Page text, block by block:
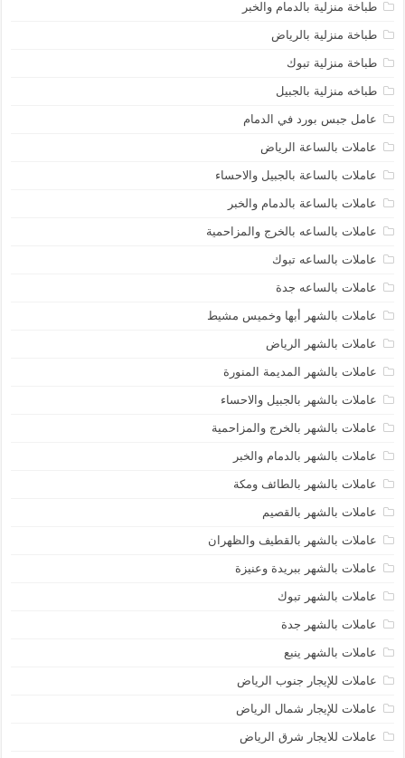
طباخة منزلية بالدمام والخبر
طباخة منزلية بالرياض
طباخة منزلية تبوك
طباخه منزلية بالجبيل
عامل جبس بورد في الدمام
عاملات بالساعة الرياض
عاملات بالساعة بالجبيل والاحساء
عاملات بالساعة بالدمام والخبر
عاملات بالساعه بالخرج والمزاحمية
عاملات بالساعه تبوك
عاملات بالساعه جدة
عاملات بالشهر أبها وخميس مشيط
عاملات بالشهر الرياض
عاملات بالشهر المديمة المنورة
عاملات بالشهر بالجبيل والاحساء
عاملات بالشهر بالخرج والمزاحمية
عاملات بالشهر بالدمام والخبر
عاملات بالشهر بالطائف ومكة
عاملات بالشهر بالقصيم
عاملات بالشهر بالقطيف والظهران
عاملات بالشهر ببريدة وعنيزة
عاملات بالشهر تبوك
عاملات بالشهر جدة
عاملات بالشهر ينبع
عاملات للإيجار جنوب الرياض
عاملات للإيجار شمال الرياض
عاملات للايجار شرق الرياض